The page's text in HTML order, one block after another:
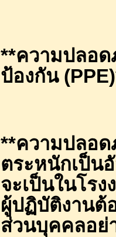
**ความปลอ
ป้องกัน
**ความปลอด
ตระหนักเป็น
จะเป็นในโร
ผู้ปฏิบัติงานต้
ส่วนบุคคลอย่